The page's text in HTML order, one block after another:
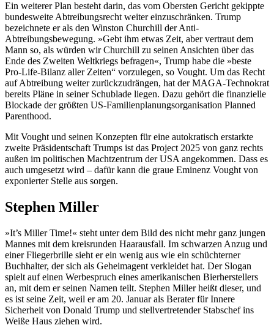
Ein weiterer Plan besteht darin, das vom Obersten Gericht gekippte
bundesweite Abtreibungsrecht weiter einzuschränken. Trump
bezeichnete er als den Winston Churchill der Anti-
Abtreibungsbewegung. »Gebt ihm etwas Zeit, aber vertraut dem
Mann so, als würden wir Churchill zu seinen Ansichten über das
Ende des Zweiten Weltkriegs befragen«, Trump habe die »beste
Pro-Life-Bilanz aller Zeiten“ vorzulegen, so Vought. Um das Recht
auf Abtreibung weiter zurückzudrängen, hat der MAGA-Technokrat
bereits Pläne in seiner Schublade liegen. Dazu gehört die finanzielle
Blockade der größten US-Familienplanungsorganisation Planned
Parenthood.
Mit Vought und seinen Konzepten für eine autokratisch erstarkte
zweite Präsidentschaft Trumps ist das Project 2025 von ganz rechts
außen im politischen Machtzentrum der USA angekommen. Dass es
auch umgesetzt wird – dafür kann die graue Eminenz Vought von
exponierter Stelle aus sorgen.
Stephen Miller
»It’s Miller Time!« steht unter dem Bild des nicht mehr ganz jungen
Mannes mit dem kreisrunden Haarausfall. Im schwarzen Anzug und
einer Fliegerbrille sieht er ein wenig aus wie ein schüchterner
Buchhalter, der sich als Geheimagent verkleidet hat. Der Slogan
spielt auf einen Werbespruch eines amerikanischen Bierherstellers
an, mit dem er seinen Namen teilt. Stephen Miller heißt dieser, und
es ist seine Zeit, weil er am 20. Januar als Berater für Innere
Sicherheit von Donald Trump und stellvertretender Stabschef ins
Weiße Haus ziehen wird.